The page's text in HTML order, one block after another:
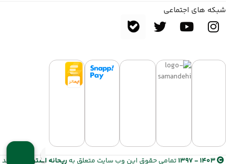
شبکه های اجتماعی
1403 - 1397 تمامی حقوق این وب سایت متعلق بهریحانه استور می باشد